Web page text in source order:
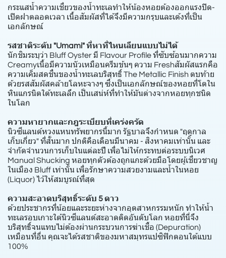
กระแสน้ำความเชี่ยวของน้ำทะเลทำให้น้องหอยต้องออกแรงปิด-
เปิดฝาตลอดเวลา เนื้อสัมผัสที่ได้จึงมีความกรุบและเด้งที่เป็น
เอกลักษณ์
รสชาติระดับ "Umami" ที่หาที่ไหนเลียนแบบไม่ได้
นักชิมระบุว่า Bluff Oyster มี Flavour Profile ที่ซับซ้อนมากความ
Creamyเนื้อมีความนัวเหมือนครีมข้นๆ ความ Freshสัมผัสแรกคือ
ความเค็มสดชื่นของน้ำทะเลบริสุทธิ์ The Metallic Finish ตบท้าย
ด้วยรสสัมผัสคล้ายโลหะจางๆ ซึ่งเป็นเอกลักษณ์ของหอยที่โตใน
หินแกรนิตใต้ทะเลลึก เป็นเสน่ห์ที่ทำให้มันต่างจากหอยทุกชนิด
ในโลก
ความหายากและกฎระเบียบที่เคร่งครัด
นิวซีแลนด์หวงแหนทรัพยากรนี้มาก รัฐบาลจึงกำหนด "ฤดูกาล
เก็บเกี่ยว" ที่สั้นมาก ปกติคือเดือนมีนาคม - สิงหาคมเท่านั้น และ
จำกัดจำนวนการเก็บในแต่ละปี เพื่อไม่ให้กระทบต่อระบบนิเวศ
Manual Shucking หอยทุกตัวต้องถูกแกะด้วยมือโดยผู้เชี่ยวชาญ
ในเมือง Bluff เท่านั้น เพื่อรักษาความสวยงามและน้ำในหอย
(Liquor) ไว้ให้สมบูรณ์ที่สุด
ความสะอาดบริสุทธิ์ระดับ 5 ดาว
ด้วยประชากรที่น้อยและระยะห่างจากอุตสาหกรรมหนัก ทำให้น้ำ
ทะเลรอบเกาะใต้นิวซีแลนด์สะอาดติดอันดับโลก หอยที่นี่จึง
บริสุทธิ์จนแทบไม่ต้องผ่านกระบวนการฆ่าเชื้อ (Depuration)
เหมือนที่อื่น คุณจะได้รสชาติของมหาสมุทรแปซิฟิกตอนใต้แบบ
100%